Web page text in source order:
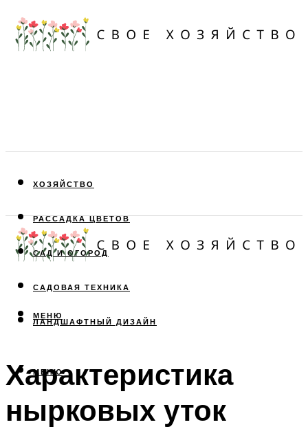
ХОЗЯЙСТВО
РАССАДКА ЦВЕТОВ
САД И ОГОРОД
САДОВАЯ ТЕХНИКА
ЛАНДШАФТНЫЙ ДИЗАЙН
МЕНЮ
МЕНЮ
Характеристика
нырковых уток